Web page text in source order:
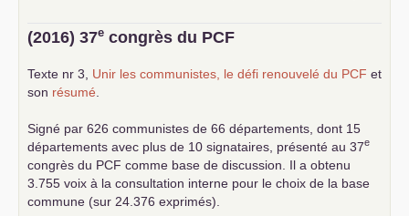
(2016) 37e congrès du PCF
Texte nr 3, Unir les communistes, le défi renouvelé du PCF et
son résumé
Signé par 626 communistes de 66 départements, dont 15
départements avec plus de 10 signataires, présenté au 37e
congrès du PCF comme base de discussion. Il a obtenu
3.755 voix à la consultation interne pour le choix de la base
commune (sur 24.376 exprimés).